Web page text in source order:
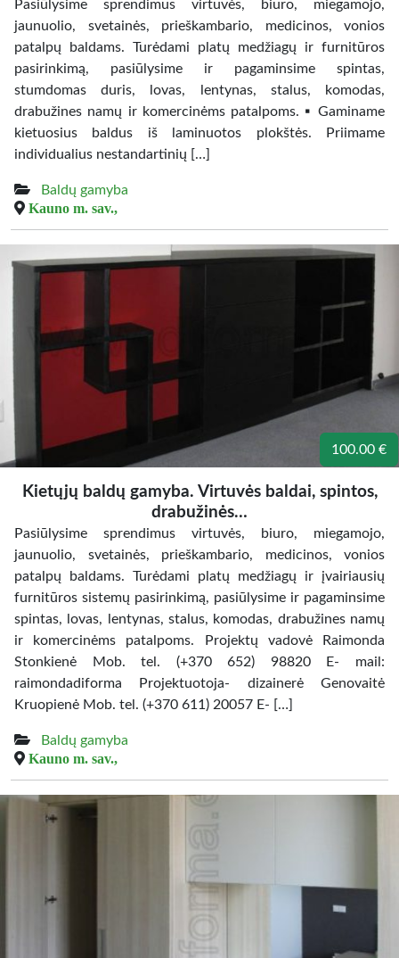
Pasiūlysime sprendimus virtuvės, biuro, miegamojo,
jaunuolio, svetainės, prieškambario, medicinos, vonios
patalpų baldams. Turėdami platų medžiagų ir furnitūros
pasirinkimą, pasiūlysime ir pagaminsime spintas,
stumdomas duris, lovas, lentynas, stalus, komodas,
drabužines namų ir komercinėms patalpoms. ▪️ Gaminame
kietuosius baldus iš laminuotos plokštės. Priimame
individualius nestandartinių […]
Baldų gamyba
Kauno m. sav.,
100.00 €
Kietųjų baldų gamyba. Virtuvės baldai, spintos,
drabužinės…
Pasiūlysime sprendimus virtuvės, biuro, miegamojo,
jaunuolio, svetainės, prieškambario, medicinos, vonios
patalpų baldams. Turėdami platų medžiagų ir įvairiausių
furnitūros sistemų pasirinkimą, pasiūlysime ir pagaminsime
spintas, lovas, lentynas, stalus, komodas, drabužines namų
ir komercinėms patalpoms. Projektų vadovė Raimonda
Stonkienė Mob. tel. (+370 652) 98820 E- mail:
raimondadiforma Projektuotoja- dizainerė Genovaitė
Kruopienė Mob. tel. (+370 611) 20057 E- […]
Baldų gamyba
Kauno m. sav.,